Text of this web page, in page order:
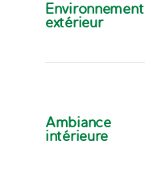
Environnement
extérieur
Ambiance
intérieure